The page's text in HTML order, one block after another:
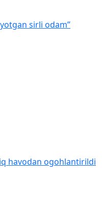
sirli odam”
havodan ogohlantirildi